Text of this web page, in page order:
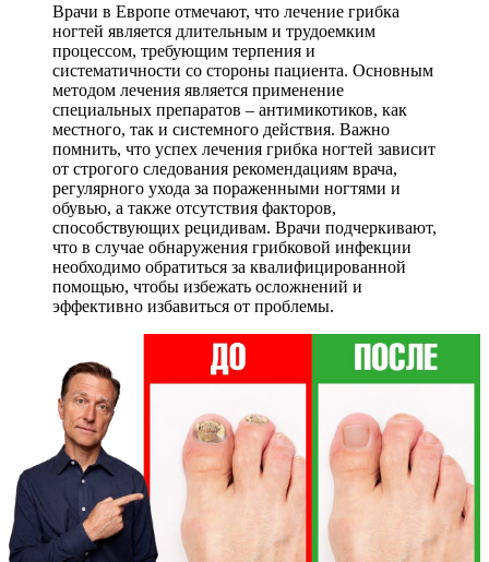
Врачи в Европе отмечают, что лечение грибка
ногтей является длительным и трудоемким
процессом, требующим терпения и
систематичности со стороны пациента. Основным
методом лечения является применение
специальных препаратов – антимикотиков, как
местного, так и системного действия. Важно
помнить, что успех лечения грибка ногтей зависит
от строгого следования рекомендациям врача,
регулярного ухода за пораженными ногтями и
обувью, а также отсутствия факторов,
способствующих рецидивам. Врачи подчеркивают,
что в случае обнаружения грибковой инфекции
необходимо обратиться за квалифицированной
помощью, чтобы избежать осложнений и
эффективно избавиться от проблемы.